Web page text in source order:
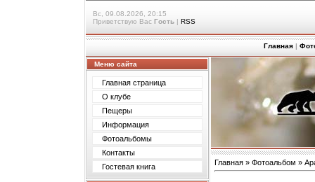
Вс, 09.08.2026, 20:15
Приветствую Вас Гость | RSS
Главная |
Меню сайта
Главная страница
О клубе
Пещеры
Информация
Фотоальбомы
Контакты
Гостевая книга
Главная » Фотоальбом »